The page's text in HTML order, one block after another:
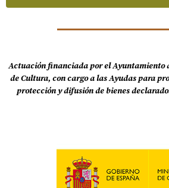
Actuación financiada por el Ayuntamiento
de Cultura, con cargo a las Ayudas para
protección y difusión de bienes